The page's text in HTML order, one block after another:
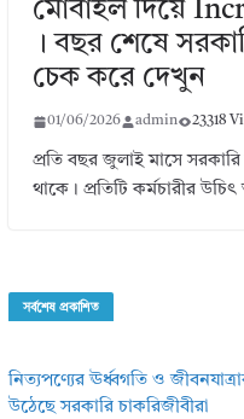
মোবাইল দিয়ে
। বছর শেষে
চেক করে দেখুন
01/06/2026 admin 23318
প্রতি বছর জুলাই মাসে সরকারি
থাকে। প্রতিটি কর্মচারীর
সর্বশেষ প্রকাশিত
নিত্যপণ্যের ঊর্ধ্বগতি ও
উঠেছে সরকারি চাকরিজীবীরা